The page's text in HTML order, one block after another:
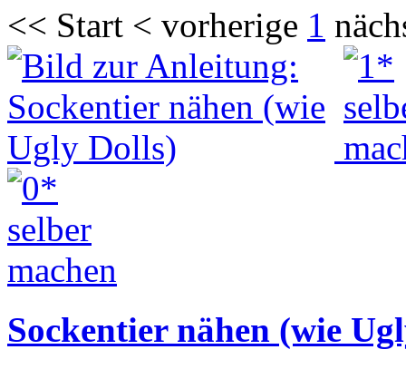
<< Start < vorherige 1
Sockentier nähen (wie